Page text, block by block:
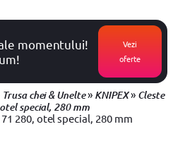
momentului!
Vezi
oferte
Trusa chei & Unelte» KNIPEX» Cleste
special, 280 mm
280, otel special, 280 mm